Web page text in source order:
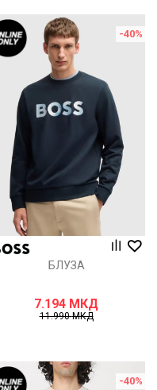
-40%
БЛУЗА
7.194 МКД
11.990МКД
-40%